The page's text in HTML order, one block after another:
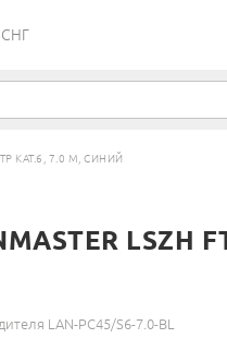
СНГ
КАТ.6, 7.0 М, СИНИЙ
LSZH
LAN-PC45/S6-7.0-BL